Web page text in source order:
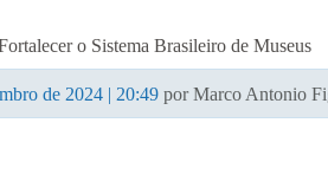
o Sistema Brasileiro de Museus
de 2024 | 20:49 por Marco Antonio